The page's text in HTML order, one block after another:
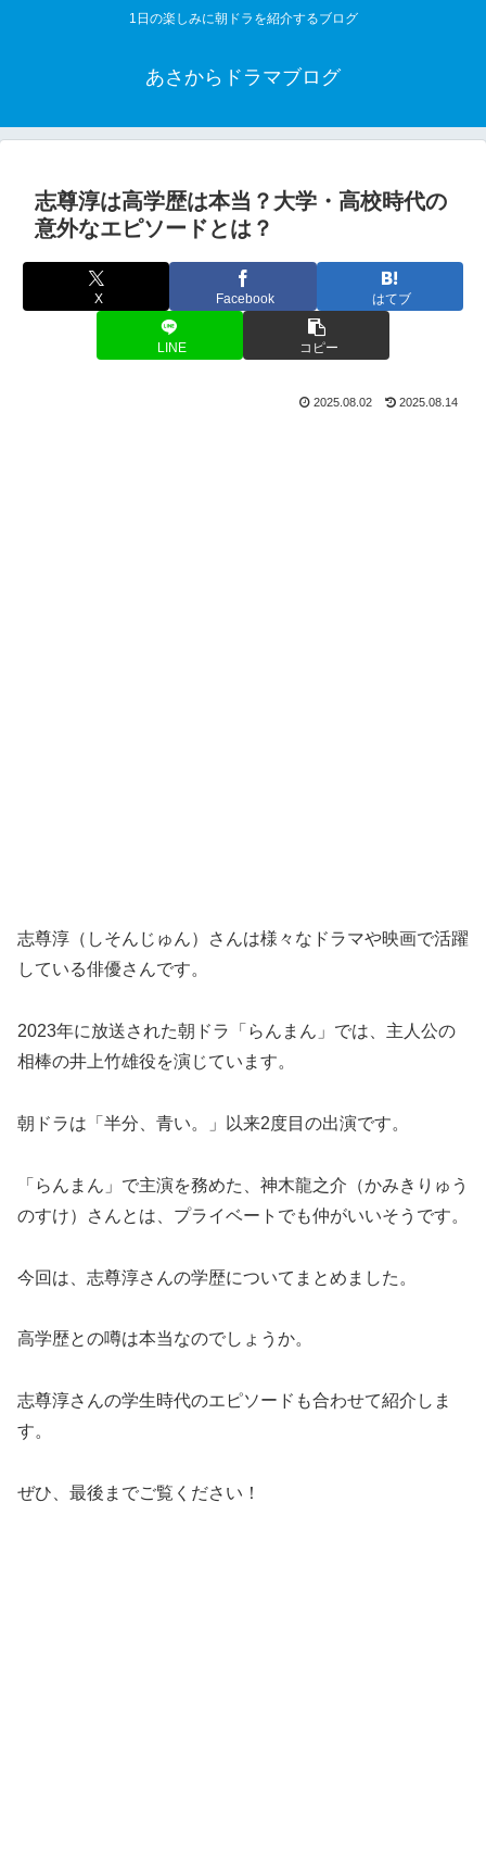
1日の楽しみに朝ドラを紹介するブログ
あさからドラマブログ
志尊淳は高学歴は本当？大学・高校時代の
意外なエピソードとは？
X Facebook はてブ
LINE コピー
2025.08.02 2025.08.14
志尊淳（しそんじゅん）さんは様々なドラマや映画で活躍
している俳優さんです。
2023年に放送された朝ドラ「らんまん」では、主人公の
相棒の井上竹雄役を演じています。
朝ドラは「半分、青い。」以来2度目の出演です。
「らんまん」で主演を務めた、神木龍之介（かみきりゅう
のすけ）さんとは、プライベートでも仲がいいそうです。
今回は、志尊淳さんの学歴についてまとめました。
高学歴との噂は本当なのでしょうか。
志尊淳さんの学生時代のエピソードも合わせて紹介しま
す。
ぜひ、最後までご覧ください！